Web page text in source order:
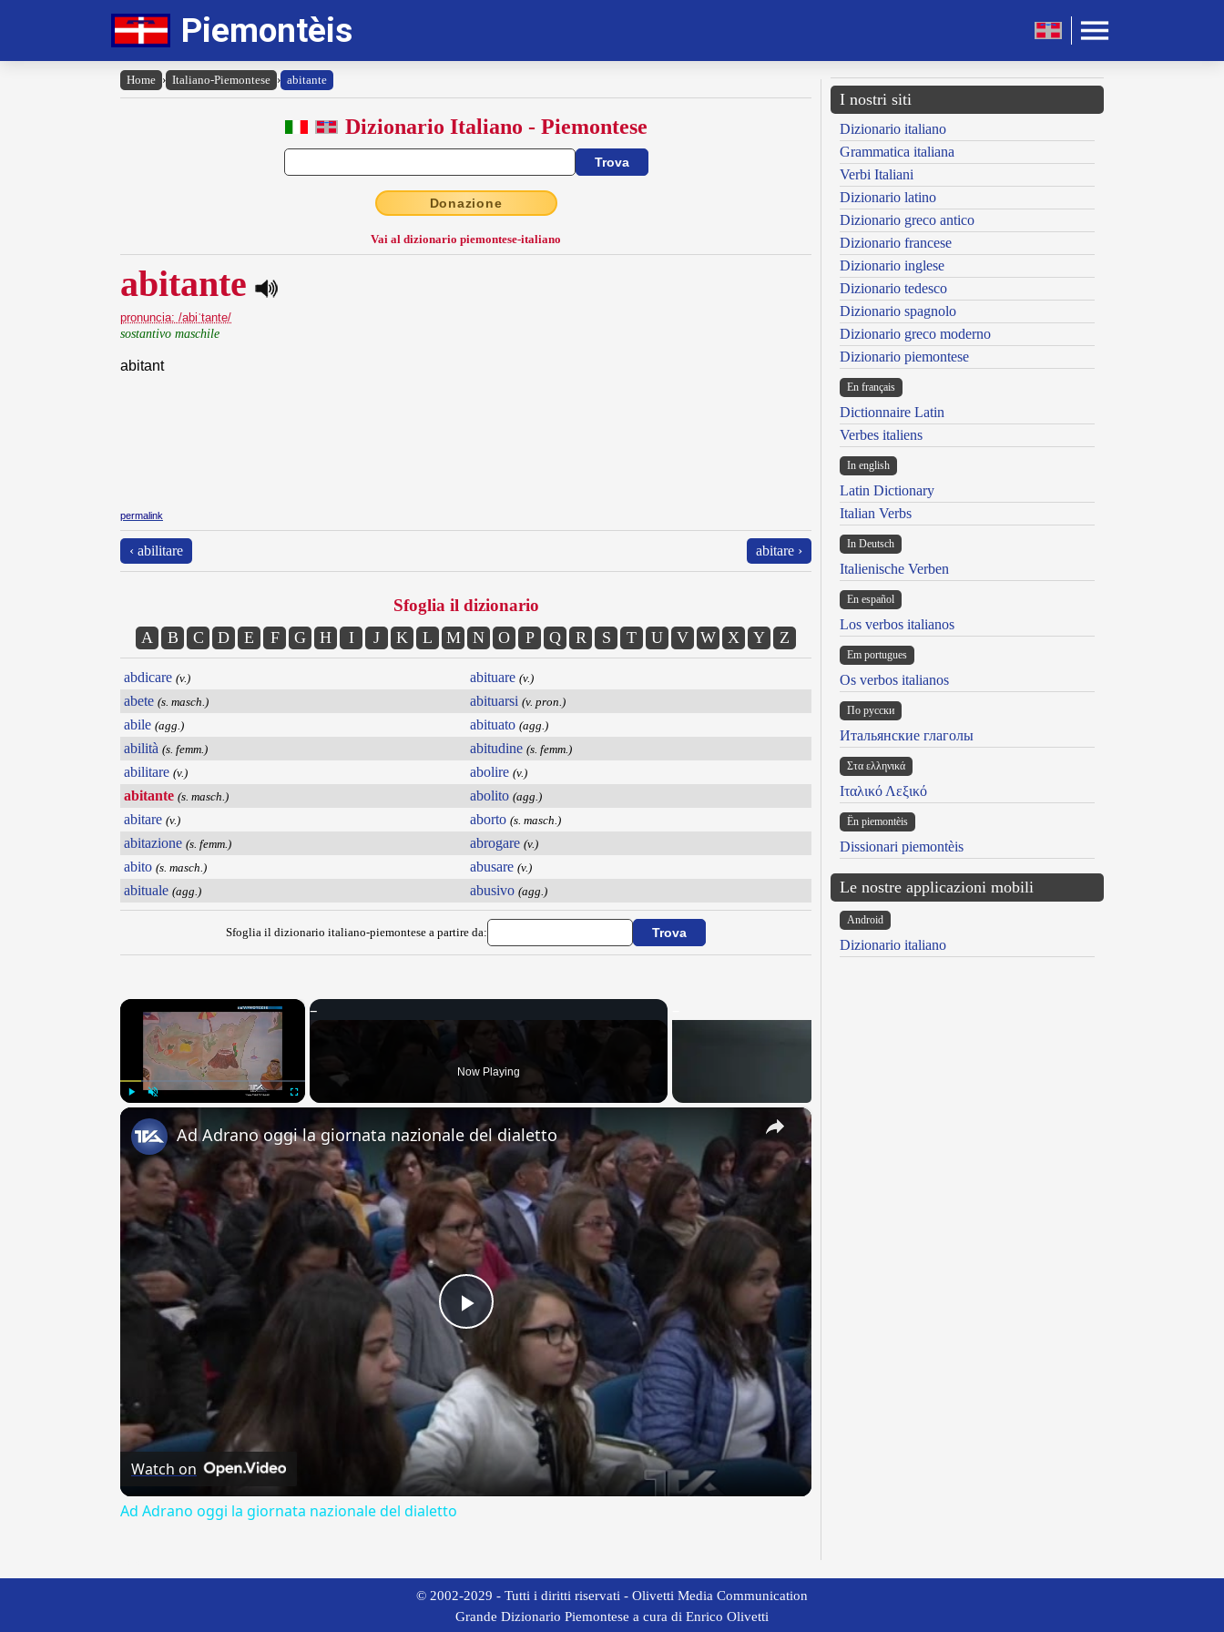
Piemontèis
Home › Italiano-Piemontese › abitante
Dizionario Italiano - Piemontese
Donazione
Vai al dizionario piemontese-italiano
abitante
pronuncia: /abiˈtante/
sostantivo maschile
abitant
permalink
‹ abilitare abitare ›
Sfoglia il dizionario
A B C D E F G H I J K L M N O P Q R S T U V W X Y Z
abdicare (v.)
abete (s. masch.)
abile (agg.)
abilità (s. femm.)
abilitare (v.)
abitante (s. masch.)
abitare (v.)
abitazione (s. femm.)
abito (s. masch.)
abituale (agg.)
abituare (v.)
abituarsi (v. pron.)
abituato (agg.)
abitudine (s. femm.)
abolire (v.)
abolito (agg.)
aborto (s. masch.)
abrogare (v.)
abusare (v.)
abusivo (agg.)
Sfoglia il dizionario italiano-piemontese a partire da:
×
Now Playing
×
Play
Video
Ad Adrano oggi la giornata nazionale del dialetto
Watch on
Ad Adrano oggi la giornata nazionale del dialetto
I nostri siti
Dizionario italiano
Grammatica italiana
Verbi Italiani
Dizionario latino
Dizionario greco antico
Dizionario francese
Dizionario inglese
Dizionario tedesco
Dizionario spagnolo
Dizionario greco moderno
Dizionario piemontese
En français
Dictionnaire Latin
Verbes italiens
In english
Latin Dictionary
Italian Verbs
In Deutsch
Italienische Verben
En español
Los verbos italianos
Em portugues
Os verbos italianos
По русски
Итальянские глаголы
Στα ελληνικά
Ιταλικό Λεξικό
Ën piemontèis
Dissionari piemontèis
Le nostre applicazioni mobili
Android
Dizionario italiano
© 2002-2029 - Tutti i diritti riservati - Olivetti Media Communication
Grande Dizionario Piemontese a cura di Enrico Olivetti